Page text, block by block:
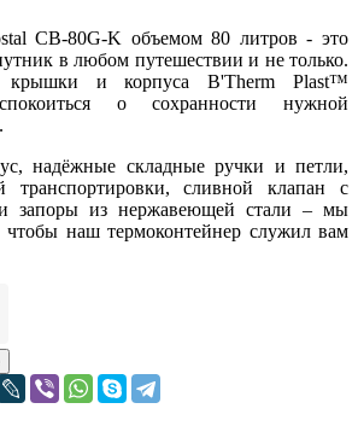
CB-80G-K объемом 80 литров - это
в любом путешествии и не только.
крышки и корпуса B'Therm Plast™
о сохранности нужной
надёжные складные ручки и петли,
транспортировки, сливной клапан с
запоры из нержавеющей стали – мы
чтобы наш термоконтейнер служил вам